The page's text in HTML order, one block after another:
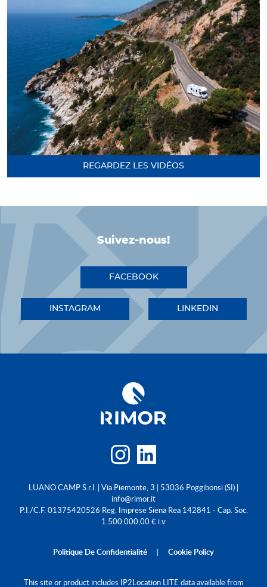
REGARDEZ LES VIDÉOS
Suivez-nous!
FACEBOOK
INSTAGRAM LINKEDIN
LUANO CAMP S.r.l. | Via Piemonte, 3 | 53036 Poggibonsi (SI) |
info@rimor.it
P.I./C.F. 01375420526 Reg. Imprese Siena Rea 142841 - Cap. Soc.
1.500.000,00 € i.v
Politique De Confidentialité | Cookie Policy
This site or product includes IP2Location LITE data available from